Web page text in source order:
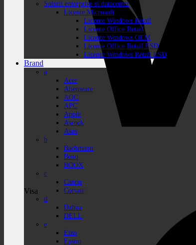
Visa
Solutii enterprise si datacenter
Licente Microsoft
Licente Windows Retail
Licente Office Retail
Licente Windows OEM
Licente Office Retail ESD
Licente Windows Retail ESD
Brand
a
Acer
Alienware
AOC
APC
Apple
Asrock
Asus
b
Bachmann
Benq
BOOX
c
Canon
Corsair
d
Dahua
DELL
e
Eizo
Epson